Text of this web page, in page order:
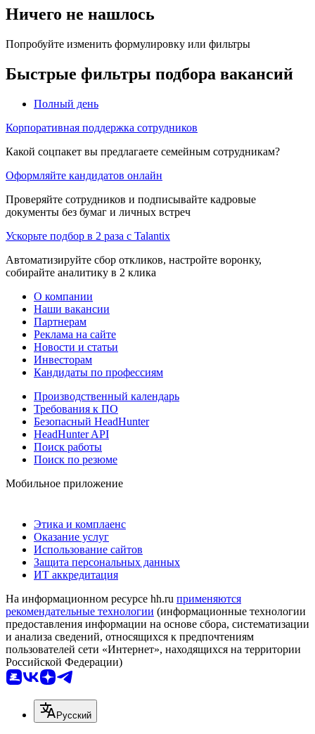
Ничего не нашлось
Попробуйте изменить формулировку или фильтры
Быстрые фильтры подбора вакансий
Полный день
Корпоративная поддержка сотрудников
Какой соцпакет вы предлагаете семейным сотрудникам?
Оформляйте кандидатов онлайн
Проверяйте сотрудников и подписывайте кадровые
документы без бумаг и личных встреч
Ускорьте подбор в 2 раза с Talantix
Автоматизируйте сбор откликов, настройте воронку,
собирайте аналитику в 2 клика
О компании
Наши вакансии
Партнерам
Реклама на сайте
Новости и статьи
Инвесторам
Кандидаты по профессиям
Производственный календарь
Требования к ПО
Безопасный HeadHunter
HeadHunter API
Поиск работы
Поиск по резюме
Мобильное приложение
Этика и комплаенс
Оказание услуг
Использование сайтов
Защита персональных данных
ИТ аккредитация
На информационном ресурсе hh.ru применяются
рекомендательные технологии (информационные технологии
предоставления информации на основе сбора, систематизации
и анализа сведений, относящихся к предпочтениям
пользователей сети «Интернет», находящихся на территории
Российской Федерации)
Русский